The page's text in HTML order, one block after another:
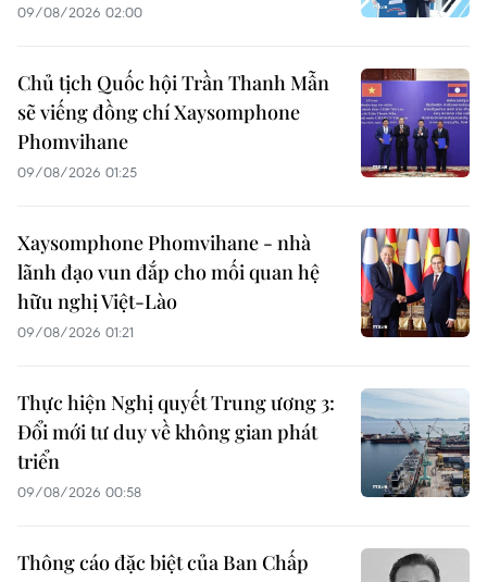
09/08/2026 02:00
Chủ tịch Quốc hội Trần Thanh Mẫn
sẽ viếng đồng chí Xaysomphone
Phomvihane
09/08/2026 01:25
Xaysomphone Phomvihane - nhà
lãnh đạo vun đắp cho mối quan hệ
hữu nghị Việt-Lào
09/08/2026 01:21
Thực hiện Nghị quyết Trung ương 3:
Đổi mới tư duy về không gian phát
triển
09/08/2026 00:58
Thông cáo đặc biệt của Ban Chấp